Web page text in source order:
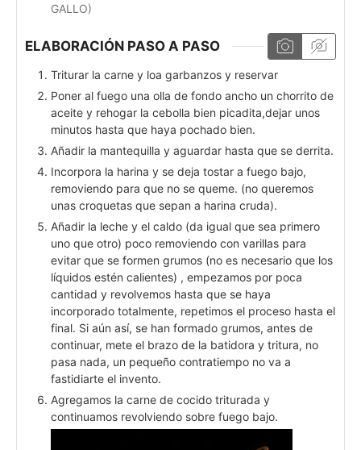
GALLO)
ELABORACIÓN PASO A PASO
Triturar la carne y loa garbanzos y reservar
Poner al fuego una olla de fondo ancho un chorrito de
aceite y rehogar la cebolla bien picadita,dejar unos
minutos hasta que haya pochado bien.
Añadir la mantequilla y aguardar hasta que se derrita.
Incorpora la harina y se deja tostar a fuego bajo,
removiendo para que no se queme. (no queremos
unas croquetas que sepan a harina cruda).
Añadir la leche y el caldo (da igual que sea primero
uno que otro) poco removiendo con varillas para
evitar que se formen grumos (no es necesario que los
líquidos estén calientes) , empezamos por poca
cantidad y revolvemos hasta que se haya
incorporado totalmente, repetimos el proceso hasta el
final. Si aún así, se han formado grumos, antes de
continuar, mete el brazo de la batidora y tritura, no
pasa nada, un pequeño contratiempo no va a
fastidiarte el invento.
Agregamos la carne de cocido triturada y
continuamos revolviendo sobre fuego bajo.